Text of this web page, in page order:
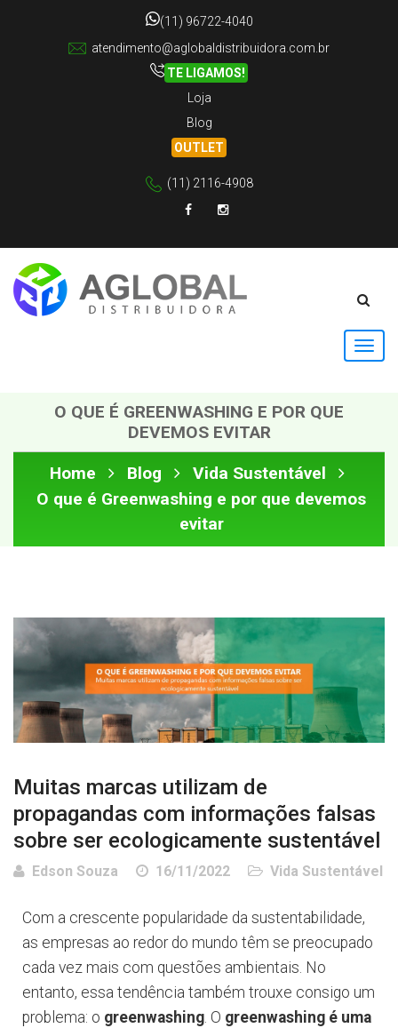
(11) 96722-4040
atendimento@aglobaldistribuidora.com.br
TE LIGAMOS!
Loja
Blog
OUTLET
(11) 2116-4908
O QUE É GREENWASHING E POR QUE
DEVEMOS EVITAR
Home
Blog
Vida Sustentável
O que é Greenwashing e por que devemos
evitar
Muitas marcas utilizam de
propagandas com informações falsas
sobre ser ecologicamente sustentável
Edson Souza 16/11/2022 Vida Sustentável
Com a crescente popularidade da sustentabilidade,
as empresas ao redor do mundo têm se preocupado
cada vez mais com questões ambientais. No
entanto, essa tendência também trouxe consigo um
problema: o greenwashing. O greenwashing é uma